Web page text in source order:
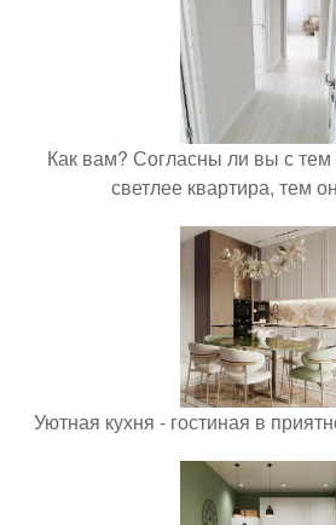
Как вам? Согласны ли вы с
светлее квартира, тем
Уютная кухня - гостиная в